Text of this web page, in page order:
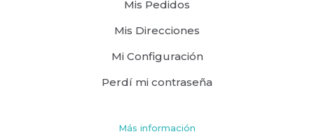
Mis Pedidos
Mis Direcciones
Mi Configuración
Perdí mi contraseña
Más información